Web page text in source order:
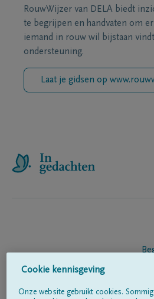
RouwWijzer van DELA biedt
te begrijpen en handvaten om
iemand in rouw wil bijstaan
ondersteuning.
Laat je gidsen op
Cookie kennisgeving
Onze website gebruikt cookies.